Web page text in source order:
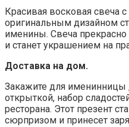
Красивая восковая свеча
оригинальным дизайном
именины. Свеча
и станет украшением на
Доставка на дом.
Закажите для именинницы
открыткой, набор
ресторана. Этот презент
сюрпризом и принесет